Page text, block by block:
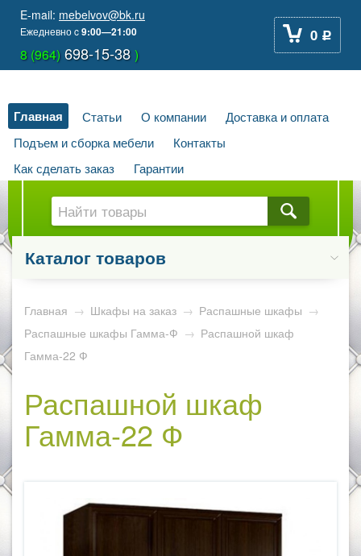
E-mail: mebelvov@bk.ru
Ежедневноc9:00—21:00
8 (964) 698-15-38)
0 Р
Главная Статьи О компании
Доставка и оплата
Подъем и сборка мебели
Контакты
Как сделать заказ
Гарантии
Каталог товаров
Главная → Шкафы на заказ → Распашные шкафы →
Распашные шкафы Гамма-Ф → Распашной шкаф
Гамма-22 Ф
Распашной шкаф
Гамма-22 Ф